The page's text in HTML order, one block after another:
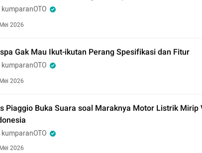
kumparanOTO
2026
Gak Mau Ikut-ikutan Perang Spesifikasi dan Fitur
kumparanOTO
2026
Piaggio Buka Suara soal Maraknya Motor Listrik Mirip
kumparanOTO
2026